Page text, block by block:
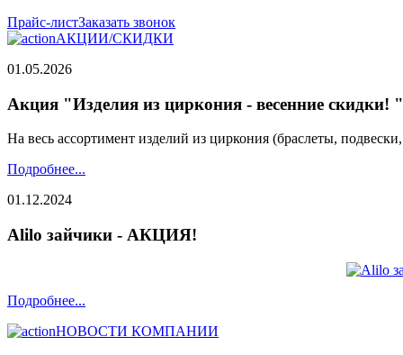
Прайс-листЗаказать звонок
АКЦИИ/СКИДКИ
01.05.2026
Акция "Изделия из циркония - весенние скидки! "
На весь ассортимент изделий из циркония (браслеты,
Подробнее...
01.12.2024
Alilo зайчики - АКЦИЯ!
Подробнее...
НОВОСТИ КОМПАНИИ